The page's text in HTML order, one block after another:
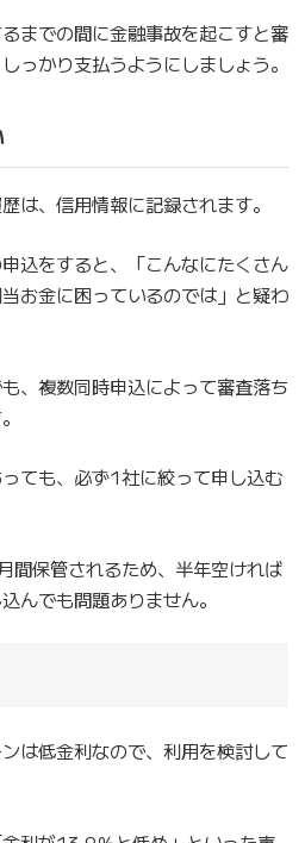
までの間に金融事故を起こすと審
っかり支払うようにしましょう。
は、信用情報に記録されます。
込をすると、「こんなにたくさん
お金に困っているのでは」と疑わ
、複数同時申込によって審査落ち
ても、必ず1社に絞って申し込む
間保管されるため、半年空ければ
んでも問題ありません。
は低金利なので、利用を検討して